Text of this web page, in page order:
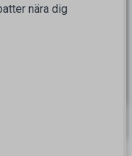
nära dig